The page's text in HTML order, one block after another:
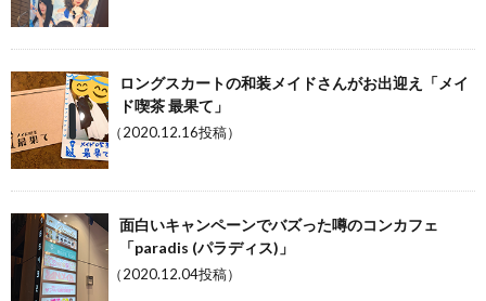
ロングスカートの和装メイドさんがお出迎え「メイ
ド喫茶 最果て」
（2020.12.16投稿）
面白いキャンペーンでバズった噂のコンカフェ
「paradis (パラディス)」
（2020.12.04投稿）